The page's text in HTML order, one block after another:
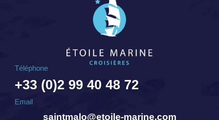
Téléphone
+33 (0)2 99 40 48 72
Email
saintmalo@etoile-marine.com